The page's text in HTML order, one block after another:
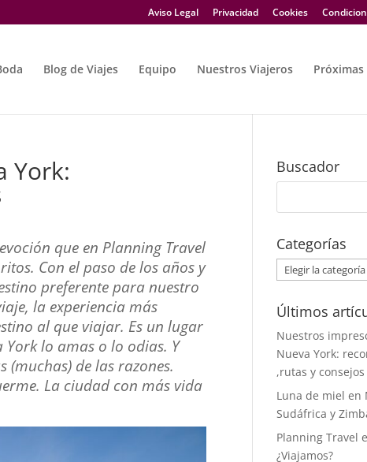
Aviso Legal Privacidad Cookies
Blog de Viajes Equipo Nuestros Viajeros Próximas
York:
que en Planning Travel
Con el paso de los años y
preferente para nuestro
la experiencia más
al que viajar. Es un lugar
York lo amas o lo odias. Y
de las razones.
La ciudad con más vida
Buscador
Categorías
Categorías
Últimos
Nuestros
Nueva York:
,rutas y consejos
Luna de miel en
Sudáfrica y
Planning Travel
¿Viajamos?